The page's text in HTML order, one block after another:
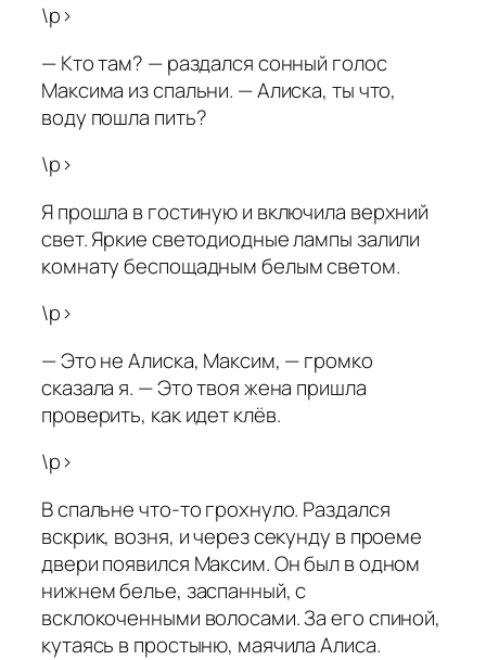
\p>
— Кто там? — раздался сонный голос
Максима из спальни. — Алиска, ты что,
воду пошла пить?
\p>
Я прошла в гостиную и включила верхний
свет. Яркие светодиодные лампы залили
комнату беспощадным белым светом.
\p>
— Это не Алиска, Максим, — громко
сказала я. — Это твоя жена пришла
проверить, как идет клёв.
\p>
В спальне что-то грохнуло. Раздался
вскрик, возня, и через секунду в проеме
двери появился Максим. Он был в одном
нижнем белье, заспанный, с
всклокоченными волосами. За его спиной,
кутаясь в простыню, маячила Алиса.